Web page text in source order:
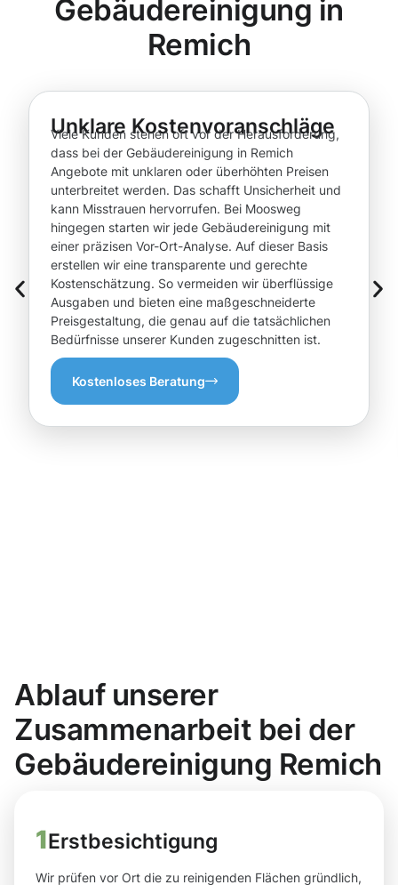
Gebäudereinigung in
Remich
Unklare Kostenvoranschläge
Viele Kunden stehen oft vor der Herausforderung,
dass bei der Gebäudereinigung in Remich
Angebote mit unklaren oder überhöhten Preisen
unterbreitet werden. Das schafft Unsicherheit und
kann Misstrauen hervorrufen. Bei Moosweg
hingegen starten wir jede Gebäudereinigung mit
einer präzisen Vor-Ort-Analyse. Auf dieser Basis
erstellen wir eine transparente und gerechte
Kostenschätzung. So vermeiden wir überflüssige
Ausgaben und bieten eine maßgeschneiderte
Preisgestaltung, die genau auf die tatsächlichen
Bedürfnisse unserer Kunden zugeschnitten ist.
Kostenloses Beratung
Ablauf unserer
Zusammenarbeit bei der
Gebäudereinigung Remich
1Erstbesichtigung
Wir prüfen vor Ort die zu reinigenden Flächen gründlich,